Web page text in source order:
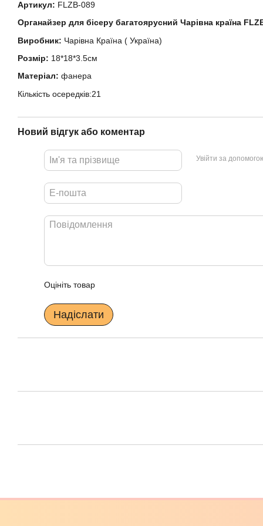
Артикул: FLZB-089
Органайзер для бісеру багатоярусний Чарівна країна
Виробник: Чарівна Країна ( Україна)
Розмір: 18*18*3.5см
Матеріал: фанера
Кількість осередків:21
Новий відгук або коментар
Увійти за
Оцініть товар
Надіслати